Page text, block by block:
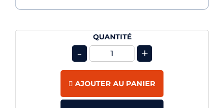
QUANTITÉ
- +
AJOUTER AU PANIER